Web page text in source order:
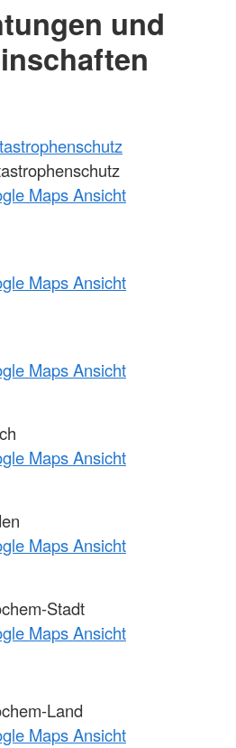
und
Maps Ansicht
Maps Ansicht
Maps Ansicht
Maps Ansicht
Maps Ansicht
Stadt
Maps Ansicht
Land
Maps Ansicht